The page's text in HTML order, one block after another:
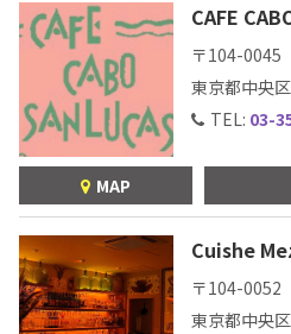
CAFE
〒104-0045
東京都中央
TEL: 03-
MAP
Cuishe
〒104-0052
東京都中央